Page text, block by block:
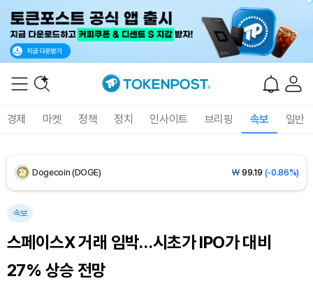
경제 마켓 정책 정치 인사이트 브리핑 속보 일반
XRP (XRP) ₩1,466(-0.24%)
Dogecoin (DOGE) ₩ 99.19 (-0.86%)
속보
스페이스X 거래 임박…시초가 IPO가 대비
27% 상승 전망